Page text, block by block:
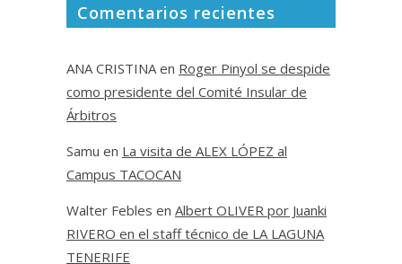
Comentarios recientes
ANA CRISTINA en Roger Pinyol se despide
como presidente del Comité Insular de
Árbitros
Samu en La visita de ALEX LÓPEZ al
Campus TACOCAN
Walter Febles en Albert OLIVER por Juanki
RIVERO en el staff técnico de LA LAGUNA
TENERIFE